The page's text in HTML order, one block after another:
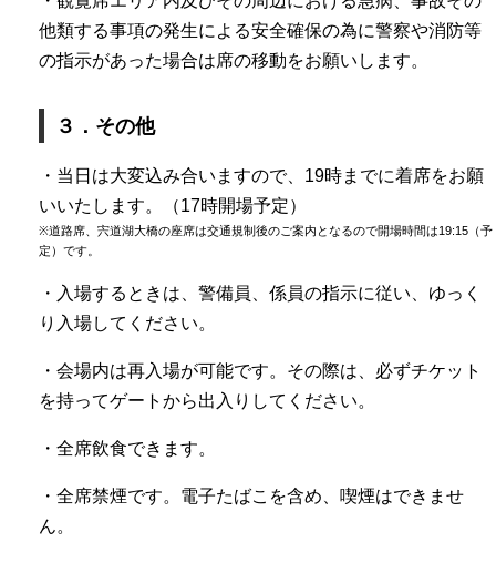
他類する事項の発生による安全確保の為に警察や消防等
の指示があった場合は席の移動をお願いします。
３．その他
・当日は大変込み合いますので、19時までに着席をお願
いいたします。（17時開場予定）
※道路席、宍道湖大橋の座席は交通規制後のご案内となるので開場時間は19:15（予
定）です。
・入場するときは、警備員、係員の指示に従い、ゆっく
り入場してください。
・会場内は再入場が可能です。その際は、必ずチケット
を持ってゲートから出入りしてください。
・全席飲食できます。
・全席禁煙です。電子たばこを含め、喫煙はできませ
ん。